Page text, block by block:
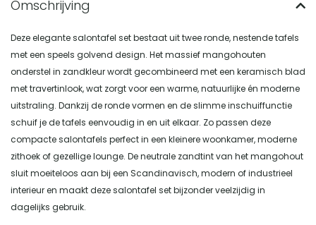
Deze elegante salontafel set bestaat uit twee ronde, nestende tafels
met een speels golvend design. Het massief mangohouten
onderstel in zandkleur wordt gecombineerd met een keramisch blad
met travertinlook, wat zorgt voor een warme, natuurlijke én moderne
uitstraling. Dankzij de ronde vormen en de slimme inschuiffunctie
schuif je de tafels eenvoudig in en uit elkaar. Zo passen deze
compacte salontafels perfect in een kleinere woonkamer, moderne
zithoek of gezellige lounge. De neutrale zandtint van het mangohout
sluit moeiteloos aan bij een Scandinavisch, modern of industrieel
interieur en maakt deze salontafel set bijzonder veelzijdig in
dagelijks gebruik.